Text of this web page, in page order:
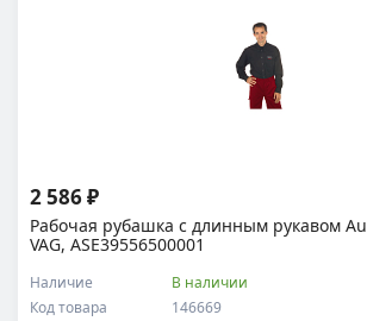
Рабочая рубашка c длинным рукавом
VAG, ASE39556500001
Код товара 146669
Наличие В наличии
2 586 ₽